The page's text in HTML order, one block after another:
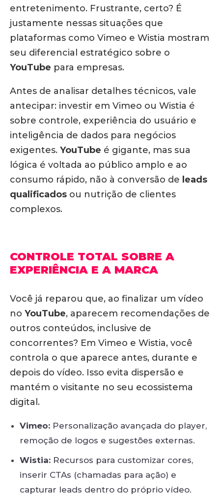
entretenimento. Frustrante, certo? É
justamente nessas situações que
plataformas como Vimeo e Wistia mostram
seu diferencial estratégico sobre o
YouTube para empresas.
Antes de analisar detalhes técnicos, vale
antecipar: investir em Vimeo ou Wistia é
sobre controle, experiência do usuário e
inteligência de dados para negócios
exigentes. YouTube é gigante, mas sua
lógica é voltada ao público amplo e ao
consumo rápido, não à conversão de leads
qualificados ou nutrição de clientes
complexos.
CONTROLE TOTAL SOBRE A
EXPERIÊNCIA E A MARCA
Você já reparou que, ao finalizar um vídeo
no YouTube, aparecem recomendações de
outros conteúdos, inclusive de
concorrentes? Em Vimeo e Wistia, você
controla o que aparece antes, durante e
depois do vídeo. Isso evita dispersão e
mantém o visitante no seu ecossistema
digital.
Vimeo: Personalização avançada do player,
remoção de logos e sugestões externas.
Wistia: Recursos para customizar cores,
inserir CTAs (chamadas para ação) e
capturar leads dentro do próprio vídeo.